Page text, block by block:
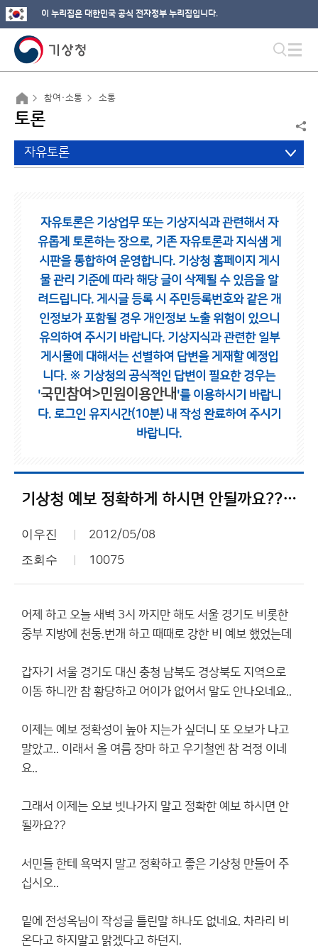
이 누리집은 대한민국 공식 전자정부 누리집입니다.
참여·소통 소통
토론
자유토론
자유토론은 기상업무 또는 기상지식과 관련해서 자
유롭게 토론하는 장으로, 기존 자유토론과 지식샘 게
시판을 통합하여 운영합니다. 기상청 홈페이지 게시
물 관리 기준에 따라 해당 글이 삭제될 수 있음을 알
려드립니다. 게시글 등록 시 주민등록번호와 같은 개
인정보가 포함될 경우 개인정보 노출 위험이 있으니
유의하여 주시기 바랍니다. 기상지식과 관련한 일부
게시물에 대해서는 선별하여 답변을 게재할 예정입
니다. ※ 기상청의 공식적인 답변이 필요한 경우는
'국민참여>민원이용안내 '를 이용하시기 바랍니
다. 로그인 유지시간(10분) 내 작성 완료하여 주시기
바랍니다.
기상청 예보 정확하게 하시면 안될까요?? 전성옥님 작성글 찬성
이우진 2012/05/08
조회수 10075
어제 하고 오늘 새벽 3시 까지만 해도 서울 경기도 비롯한
중부 지방에 천둥.번개 하고 때때로 강한 비 예보 했었는데
갑자기 서울 경기도 대신 충청 남북도 경상북도 지역으로
이동 하니깐 참 황당하고 어이가 없어서 말도 안나오네요..
이제는 예보 정확성이 높아 지는가 싶더니 또 오보가 나고
말았고.. 이래서 올 여름 장마 하고 우기철엔 참 걱정 이네
요..
그래서 이제는 오보 빗나가지 말고 정확한 예보 하시면 안
될까요??
서민들 한테 욕먹지 말고 정확하고 좋은 기상청 만들어 주
십시오..
밑에 전성옥님이 작성글 틀린말 하나도 없네요. 차라리 비
온다고 하지말고 맑겠다고 하던지.